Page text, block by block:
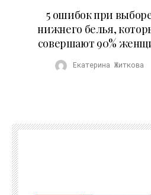
5 ошибок при
нижнего белья,
совершают 90%
Екатерина Житкова